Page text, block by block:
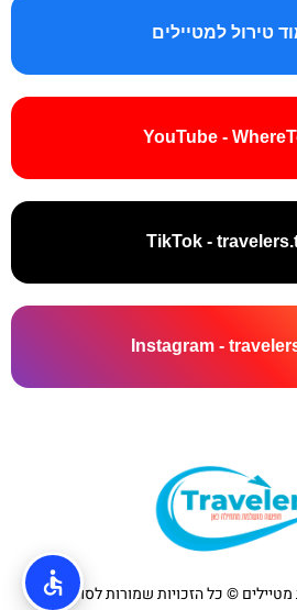
טירול למטיילים
© כל הזכויות שמורות לסוכנות